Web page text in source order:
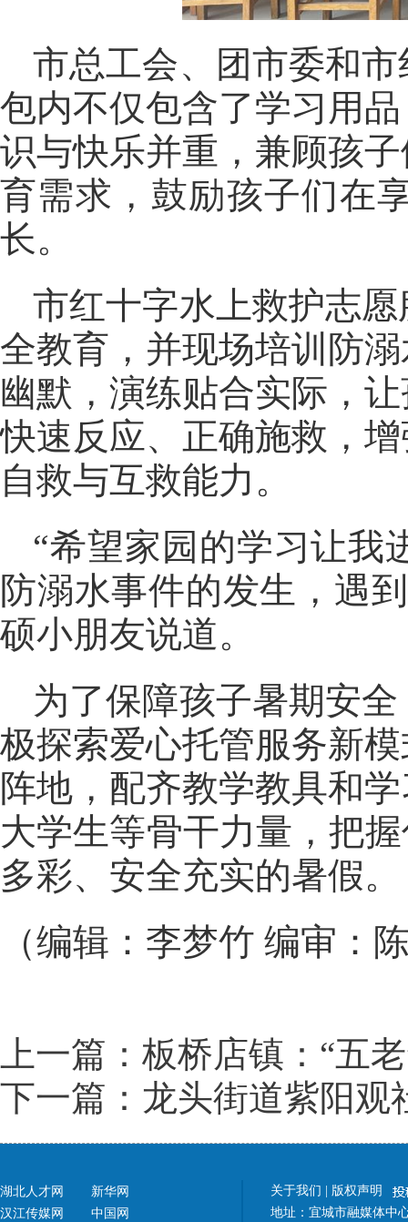
市总工会、团市委和
包内不仅包含了学习用
识与快乐并重，兼顾孩
育需求，鼓励孩子们在
长。
市红十字水上救护志
全教育，并现场培训防
幽默，演练贴合实际，
快速反应、正确施救，
自救与互救能力。
“希望家园的学习让我
防溺水事件的发生，遇
硕小朋友说道。
为了保障孩子暑期安
极探索爱心托管服务新
阵地，配齐教学教具和
大学生等骨干力量，把
多彩、安全充实的暑假。
（编辑：李梦竹 编审：
上一篇：板桥店镇：“五
下一篇：龙头街道紫阳观
湖北人才网
汉江传媒网
新华网
中国网
关于我们
版权声明
地址：宜城市融媒体中